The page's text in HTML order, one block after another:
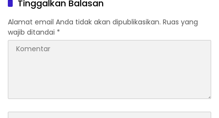
Tinggalkan Balasan
Alamat email Anda tidak akan dipublikasikan. Ruas yang
wajib ditandai *